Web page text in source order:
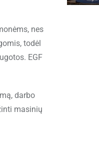
nes
todėl
EGF
darbo
masinių